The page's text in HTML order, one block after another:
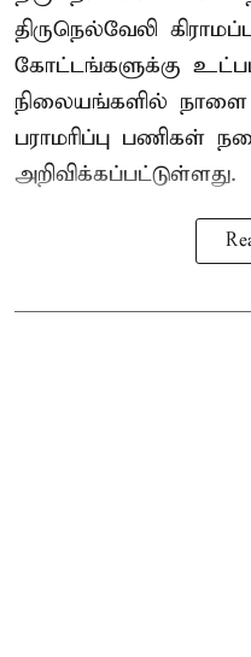
திருநெல்வேலி
கோட்டங்களுக்கு
நிலையங்களில் நாளை
பராமரிப்பு பணிகள்
அறிவிக்கப்பட்டுள்ளது.